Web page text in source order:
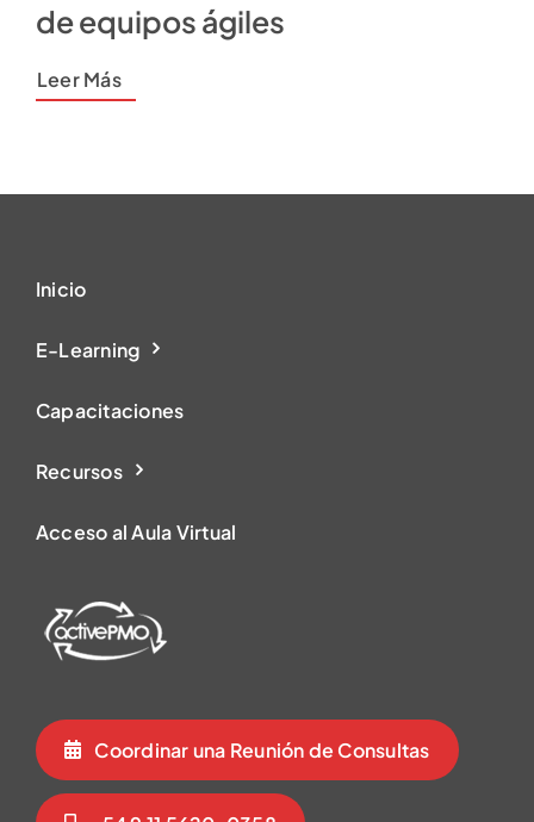
de equipos ágiles
Leer Más
Inicio
E-Learning
Capacitaciones
Recursos
Acceso al Aula Virtual
Coordinar una Reunión de Consultas